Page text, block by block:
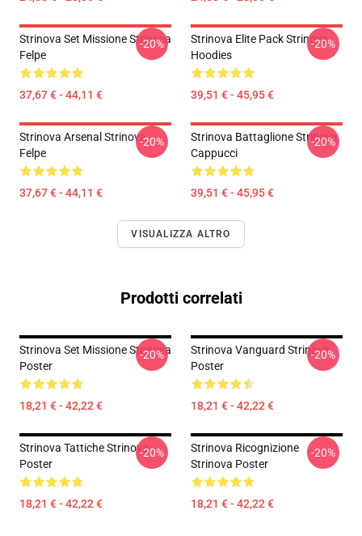
Strinova Set Missione Strinova
Felpe
37,67 € - 44,11 €
-20%
Strinova Elite Pack Strinova
Hoodies
39,51 € - 45,95 €
-20%
Strinova Arsenal Strinova
Felpe
37,67 € - 44,11 €
-20%
Strinova Battaglione Strinova
Cappucci
39,51 € - 45,95 €
-20%
VISUALIZZA ALTRO
Prodotti correlati
Strinova Set Missione Strinova
Poster
18,21 € - 42,22 €
-20%
Strinova Vanguard Strinova
Poster
18,21 € - 42,22 €
-20%
Strinova Tattiche Strinova
Poster
18,21 € - 42,22 €
-20%
Strinova Ricognizione
Strinova Poster
18,21 € - 42,22 €
-20%